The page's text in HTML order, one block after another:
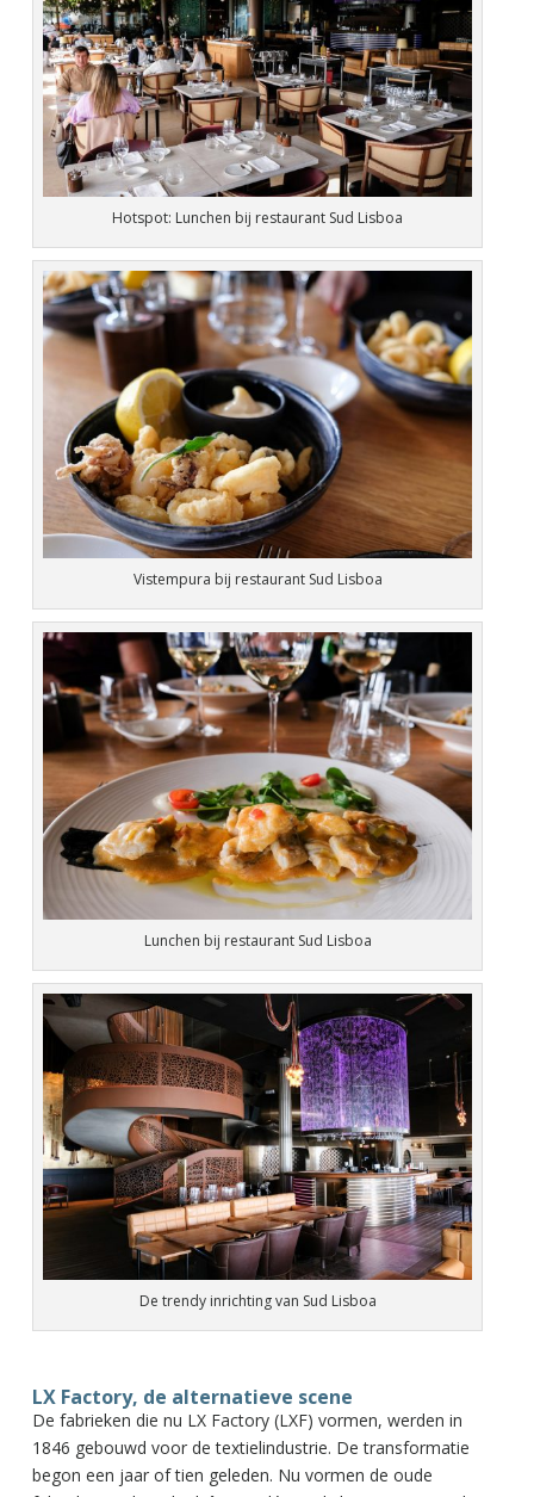
Hotspot: Lunchen bij restaurant Sud Lisboa
Vistempura bij restaurant Sud Lisboa
Lunchen bij restaurant Sud Lisboa
De trendy inrichting van Sud Lisboa
LX Factory, de alternatieve scene
De fabrieken die nu LX Factory (LXF) vormen, werden in
1846 gebouwd voor de textielindustrie. De transformatie
begon een jaar of tien geleden. Nu vormen de oude